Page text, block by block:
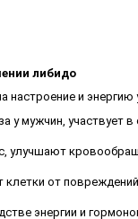
либидо
настроение и энергию
у мужчин, участвует
улучшают
от
энергии и